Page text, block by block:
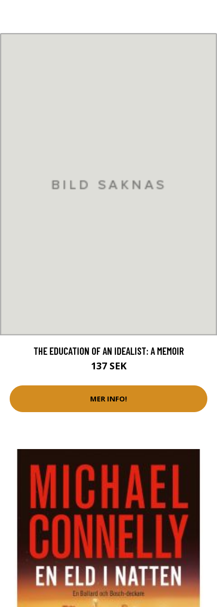
THE EDUCATION OF AN IDEALIST: A MEMOIR
137 SEK
MER INFO!